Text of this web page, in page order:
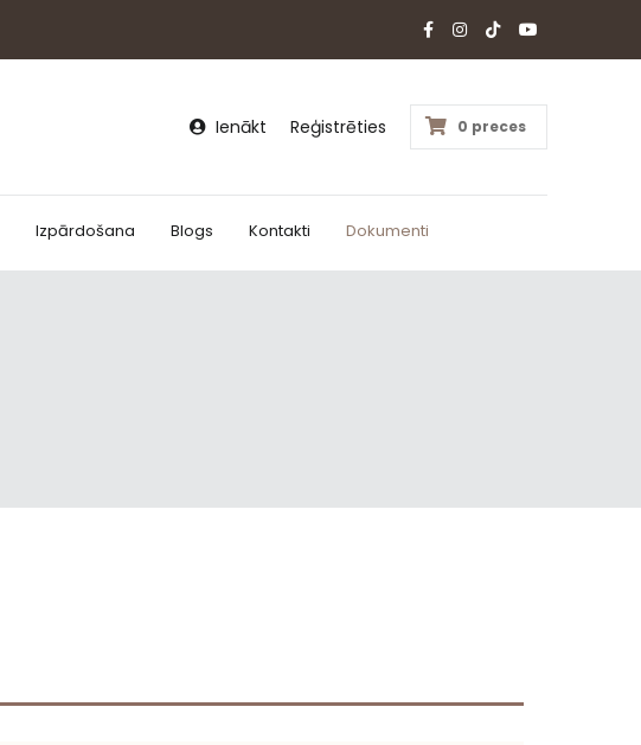
Ienākt Reģistrēties 0 preces
Izpārdošana Blogs Kontakti Dokumenti